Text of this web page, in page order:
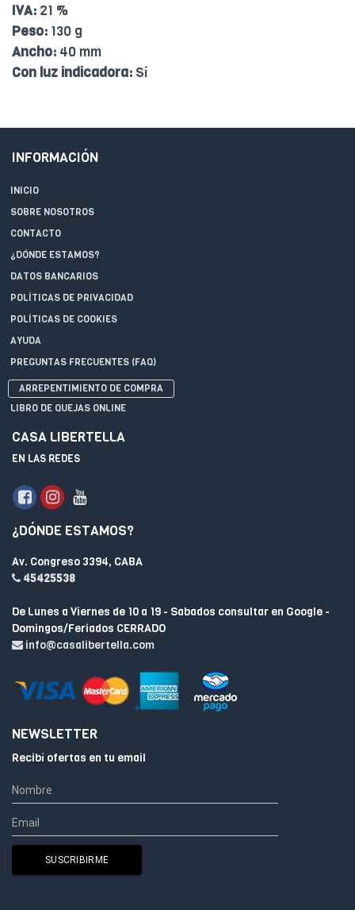
IVA: 21 %
Peso: 130 g
Ancho: 40 mm
Con luz indicadora: Sí
INFORMACIÓN
INICIO
SOBRE NOSOTROS
CONTACTO
¿DÓNDE ESTAMOS?
DATOS BANCARIOS
POLÍTICAS DE PRIVACIDAD
POLÍTICAS DE COOKIES
AYUDA
PREGUNTAS FRECUENTES (FAQ)
ARREPENTIMIENTO DE COMPRA
LIBRO DE QUEJAS ONLINE
CASA LIBERTELLA
EN LAS REDES
¿DÓNDE ESTAMOS?
Av. Congreso 3394, CABA
45425538
De Lunes a Viernes de 10 a 19 - Sabados consultar en Google -
Domingos/Feriados CERRADO
info@casalibertella.com
NEWSLETTER
Recibí ofertas en tu email